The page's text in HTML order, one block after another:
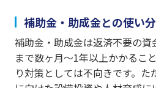
補助金・助成金との使い
補助金・助成金は返済不要の
まで数ヶ月〜1年以上かかるこ
り対策としては不向きです。